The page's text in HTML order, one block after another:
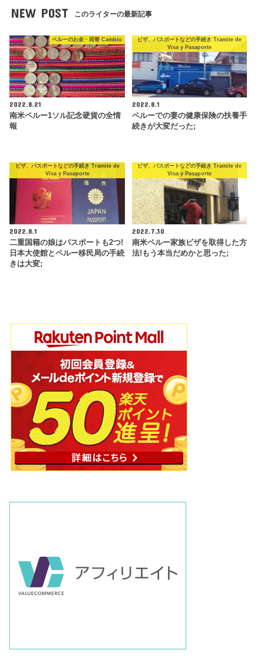
NEW POST このライターの最新記事
ペルーのお金・両替 Cambio
2022.8.21
南米ペルー1ソル記念硬貨の全情
報
ビザ、パスポートなどの手続き Tramite de
Visa y Pasaporte
2022.8.1
ペルーでの妻の健康保険の扶養手
続きが大変だった;
ビザ、パスポートなどの手続き Tramite de
Visa y Pasaporte
2022.8.1
二重国籍の娘はパスポートも2つ!
日本大使館とペルー移民局の手続
きは大変;
ビザ、パスポートなどの手続き Tramite de
Visa y Pasaporte
2022.7.30
南米ペルー家族ビザを取得した方
法!もう本当だめかと思った;